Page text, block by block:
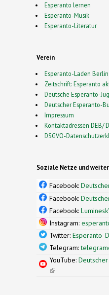
Esperanto lernen
Esperanto-Musik
Esperanto-Literatur
Verein
Esperanto-Laden Berlin
Zeitschrift: Esperanto
Deutsche Esperanto-
Deutscher Esperanto-
Impressum
Kontaktadressen DEB/
DSGVO-
Soziale Netze und
Facebook:
Facebook:
Facebook: Luminesk'
Instagram:
Twitter: Esperanto_D
Telegram:
YouTube:
(link is external)